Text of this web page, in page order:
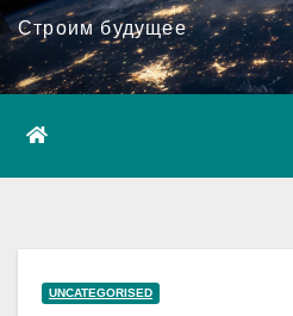
Строим будущее
UNCATEGORISED